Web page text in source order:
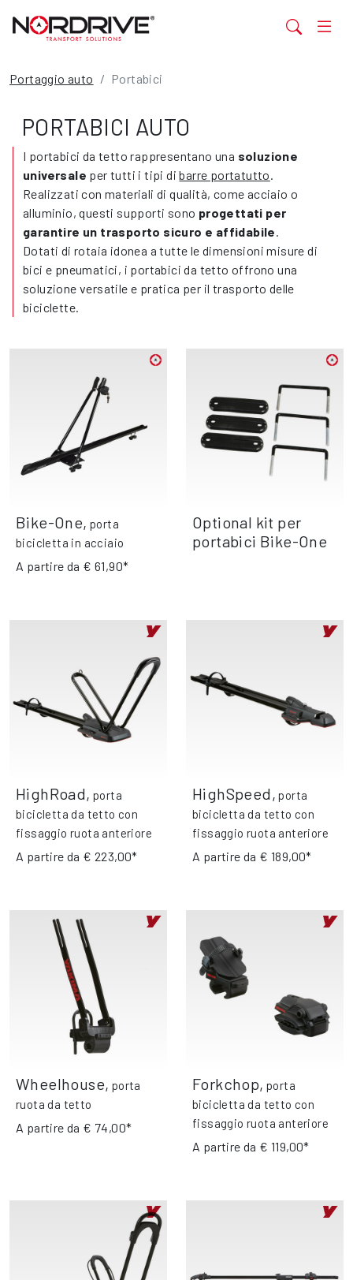
Portaggio auto Portabici
PORTABICI AUTO
I portabici da tetto rappresentano una soluzione
universale per tutti i tipi dibarre portatutto.
Realizzati con materiali di qualità, come acciaio o
alluminio, questi supporti sono progettati per
garantire un trasporto sicuro e affidabile.
Dotati di rotaia idonea a tutte le dimensioni misure di
bici e pneumatici, i portabici da tetto offrono una
soluzione versatile e pratica per il trasporto delle
biciclette.
Bike-One, porta
bicicletta in acciaio
A partire da € 61,90*
Optional kit per
portabici Bike-One
HighRoad, porta
bicicletta da tetto con
fissaggio ruota anteriore
A partire da € 223,00*
HighSpeed, porta
bicicletta da tetto con
fissaggio ruota anteriore
A partire da € 189,00*
Wheelhouse, porta
ruota da tetto
A partire da € 74,00*
Forkchop, porta
bicicletta da tetto con
fissaggio ruota anteriore
A partire da € 119,00*